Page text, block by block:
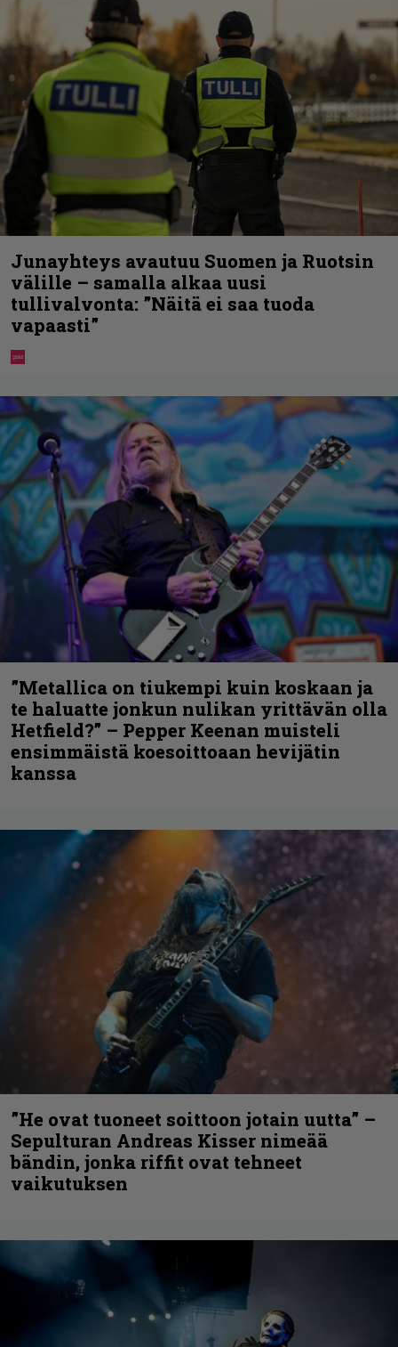
Junayhteys avautuu Suomen ja Ruotsin
välille – samalla alkaa uusi
tullivalvonta: ”Näitä ei saa tuoda
vapaasti”
”Metallica on tiukempi kuin koskaan ja
te haluatte jonkun nulikan yrittävän olla
Hetfield?” – Pepper Keenan muisteli
ensimmäistä koesoittoaan hevijätin
kanssa
”He ovat tuoneet soittoon jotain uutta” –
Sepulturan Andreas Kisser nimeää
bändin, jonka riffit ovat tehneet
vaikutuksen